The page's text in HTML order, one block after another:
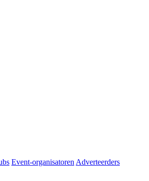
Event-organisatoren Adverteerders